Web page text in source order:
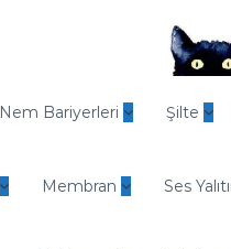
Nem Bariyerleri Şilte
Membran Ses